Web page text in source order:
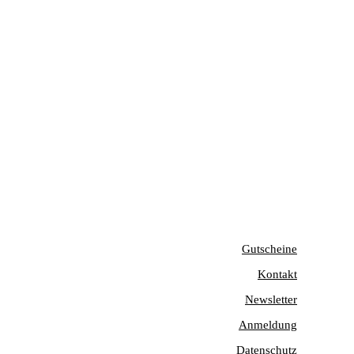
Gutscheine
Kontakt
Newsletter
Anmeldung
Datenschutz